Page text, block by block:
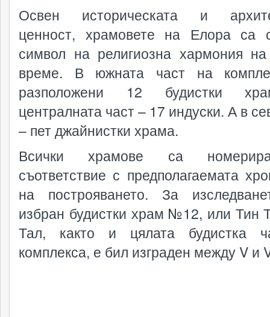
Освен историческата и
ценност, храмовете на Елора са
символ на религиозна хармония
време. В южната част на
разположени 12 будистки
централната част – 17 индуски. А в
– пет джайнистки храма.
Всички храмове са
съответствие с предполагаемата
на построяването. За
избран будистки храм №12, или Тин
Тал, както и цялата будистка
комплекса, е бил изграден между V и